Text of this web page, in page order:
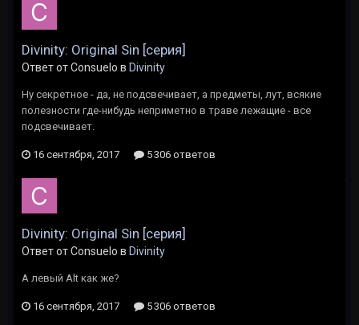
Divinity: Original Sin [серия]
Ответ от Consuelo в Divinity
Ну секретное - да, не подсвечивает, а предметы, лут, всякие
полезности где-нибудь неприметно в траве лежащие - все
подсвечивает.
16 сентября, 2017 5 306 ответов
Divinity: Original Sin [серия]
Ответ от Consuelo в Divinity
А левый Alt как же?
16 сентября, 2017 5 306 ответов